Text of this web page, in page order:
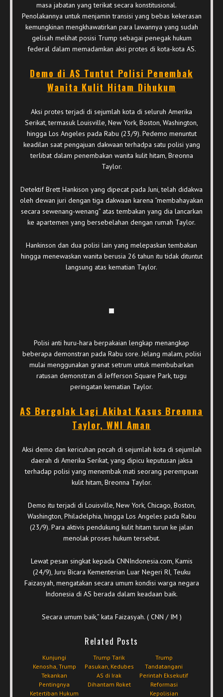
masa jabatan yang terikat secara konstitusional.
Penolakannya untuk menjamin transisi yang bebas kekerasan
kemungkinan mengkhawatirkan para lawannya yang sudah
gelisah melihat posisi Trump sebagai penegak hukum
federal dalam memadamkan aksi protes di kota-kota AS.
Demo di AS Tuntut Polisi Penembak
Wanita Kulit Hitam Dihukum
Aksi protes terjadi di sejumlah kota di seluruh Amerika
Serikat, termasuk Louisville, New York, Boston, Washington,
hingga Los Angeles pada Rabu (23/9). Pedemo menuntut
keadilan saat pengajuan dakwaan terhadpa satu polisi yang
terlibat dalam penembakan wanita kulit hitam, Breonna
Taylor.
Detektif Brett Hankison yang dipecat pada Juni, telah didakwa
oleh dewan juri dengan tiga dakwaan karena “membahayakan
secara sewenang-wenang” atas tembakan yang dia lancarkan
ke apartemen yang bersebelahan dengan rumah Taylor.
Hankinson dan dua polisi lain yang melepaskan tembakan
hingga menewaskan wanita berusia 26 tahun itu tidak dituntut
langsung atas kematian Taylor.
Polisi anti huru-hara berpakaian lengkap menangkap
beberapa demonstran pada Rabu sore. Jelang malam, polisi
mulai menggunakan granat setrum untuk membubarkan
ratusan demonstran di Jefferson Square Park, tugu
peringatan kematian Taylor.
AS Bergolak Lagi Akibat Kasus Breonna
Taylor, WNI Aman
Aksi demo dan kericuhan pecah di sejumlah kota di sejumlah
daerah di Amerika Serikat, yang dipicu keputusan jaksa
terhadap polisi yang menembak mati seorang perempuan
kulit hitam, Breonna Taylor.
Demo itu terjadi di Louisville, New York, Chicago, Boston,
Washington, Philadelphia, hingga Los Angeles pada Rabu
(23/9). Para aktivis pendukung kulit hitam turun ke jalan
menolak proses hukum tersebut.
Lewat pesan singkat kepada CNNIndonesia.com, Kamis
(24/9), Juru Bicara Kementerian Luar Negeri RI, Teuku
Faizasyah, mengatakan secara umum kondisi warga negara
Indonesia di AS berada dalam keadaan baik.
Secara umum baik,” kata Faizasyah. ( CNN / IM )
Related Posts
Kunjungi
Kenosha, Trump
Tekankan
Pentingnya
Ketertiban Hukum
Trump Tarik
Pasukan, Kedubes
AS di Irak
Dihantam Roket
Trump
Tandatangani
Perintah Eksekutif
Reformasi
Kepolisian